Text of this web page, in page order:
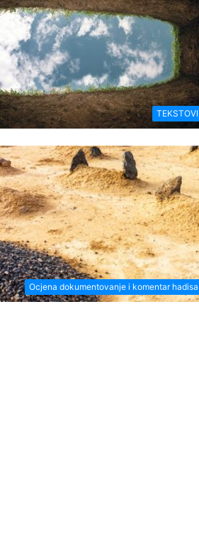
TEKSTOVI
Ocjena dokumentovanje i komentar hadisa